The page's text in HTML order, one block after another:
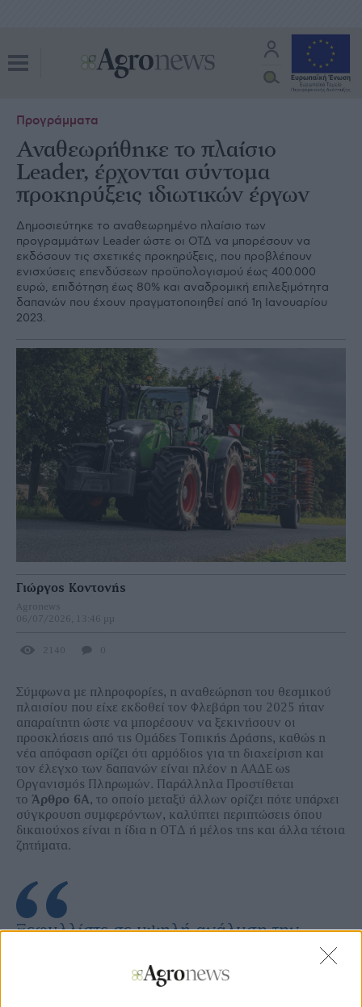
Προγράμματα
Αναθεωρήθηκε το πλαίσιο
Leader, έρχονται σύντομα
προκηρύξεις ιδιωτικών έργων
Δημοσιεύτηκε το αναθεωρημένο πλαίσιο των
προγραμμάτων Leader ώστε οι ΟΤΔ να μπορέσουν να
εκδόσουν τις σχετικές προκηρύξεις, που προβλέπουν
ενισχύσεις επενδύσεων προϋπολογισμού έως 400.000
ευρώ, επιδότηση έως 80% και αναδρομική επιλεξιμότητα
δαπανών που έχουν πραγματοποιηθεί από 1η Ιανουαρίου
2023.
Γιώργος Κοντονής
Agronews
06/07/2026, 13:46 μμ
2140 0
Σύμφωνα με πληροφορίες, η αναθεώρηση του θεσμικού
πλαισίου που είχε εκδοθεί τον Φλεβάρη του 2025 ήταν
απαραίτητη ώστε να μπορέσουν να ξεκινήσουν οι
προσκλήσεις από τις Ομάδες Τοπικής Δράσης, καθώς η
νέα απόφαση ορίζει ότι αρμόδιος για τη διαχείριση και
τον έλεγχο των δαπανών είναι πλέον η ΑΑΔΕ ως
Οργανισμός Πληρωμών. Παράλληλα Προστίθεται
το Άρθρο 6Α, το οποίο μεταξύ άλλων ορίζει πότε υπάρχει
σύγκρουση συμφερόντων, καλύπτει περιπτώσεις όπου
δικαιούχος είναι η ίδια η ΟΤΔ ή μέλος της και άλλα τέτοια
ζητήματα.
Ξεφυλλίστε σε υψηλή ανάλυση την